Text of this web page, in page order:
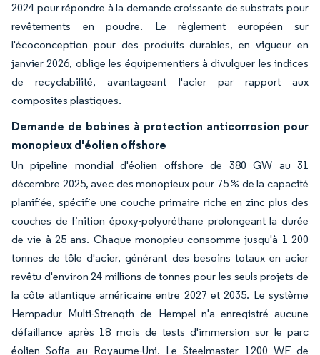
2024 pour répondre à la demande croissante de substrats pour
revêtements en poudre. Le règlement européen sur
l'écoconception pour des produits durables, en vigueur en
janvier 2026, oblige les équipementiers à divulguer les indices
de recyclabilité, avantageant l'acier par rapport aux
composites plastiques.
Demande de bobines à protection anticorrosion pour
monopieux d'éolien offshore
Un pipeline mondial d'éolien offshore de 380 GW au 31
décembre 2025, avec des monopieux pour 75 % de la capacité
planifiée, spécifie une couche primaire riche en zinc plus des
couches de finition époxy-polyuréthane prolongeant la durée
de vie à 25 ans. Chaque monopieu consomme jusqu'à 1 200
tonnes de tôle d'acier, générant des besoins totaux en acier
revêtu d'environ 24 millions de tonnes pour les seuls projets de
la côte atlantique américaine entre 2027 et 2035. Le système
Hempadur Multi-Strength de Hempel n'a enregistré aucune
défaillance après 18 mois de tests d'immersion sur le parc
éolien Sofia au Royaume-Uni. Le Steelmaster 1200 WF de